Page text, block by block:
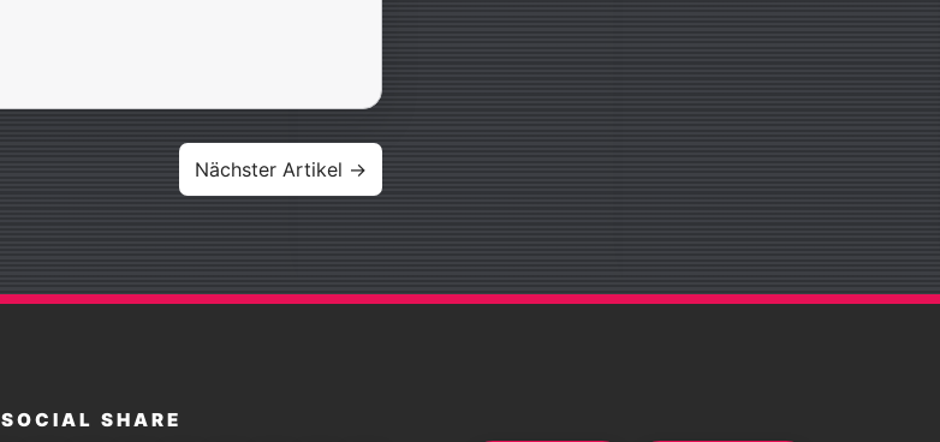
Nächster Artikel →
SOCIAL SHARE